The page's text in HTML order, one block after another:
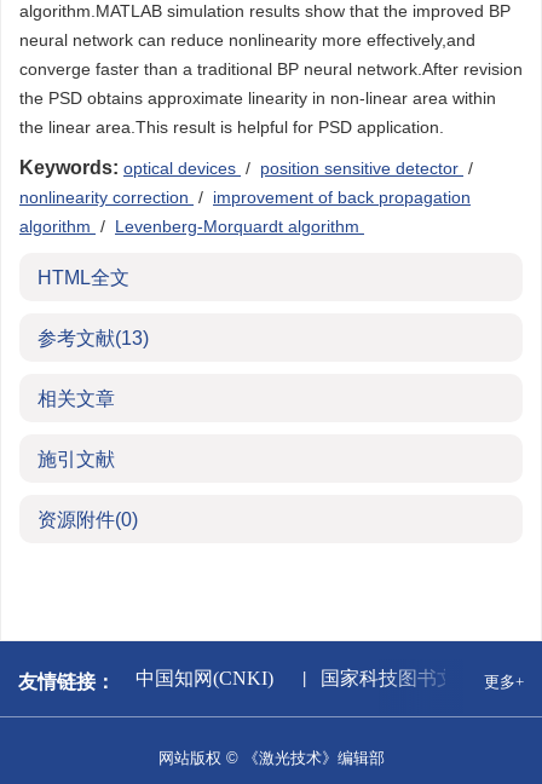
algorithm.MATLAB simulation results show that the improved BP
neural network can reduce nonlinearity more effectively,and
converge faster than a traditional BP neural network.After revision
the PSD obtains approximate linearity in non-linear area within
the linear area.This result is helpful for PSD application.
Keywords: optical devices / position sensitive detector /
nonlinearity correction / improvement of back propagation
algorithm / Levenberg-Morquardt algorithm
HTML全文
参考文献(13)
相关文章
施引文献
资源附件(0)
友情链接：
闻出版署 中国知网(CNKI) 国家科技图书文献中心
更多+
网站版权 © 《激光技术》编辑部